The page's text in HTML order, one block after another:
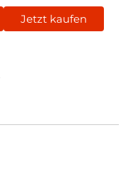
Jetzt kaufen